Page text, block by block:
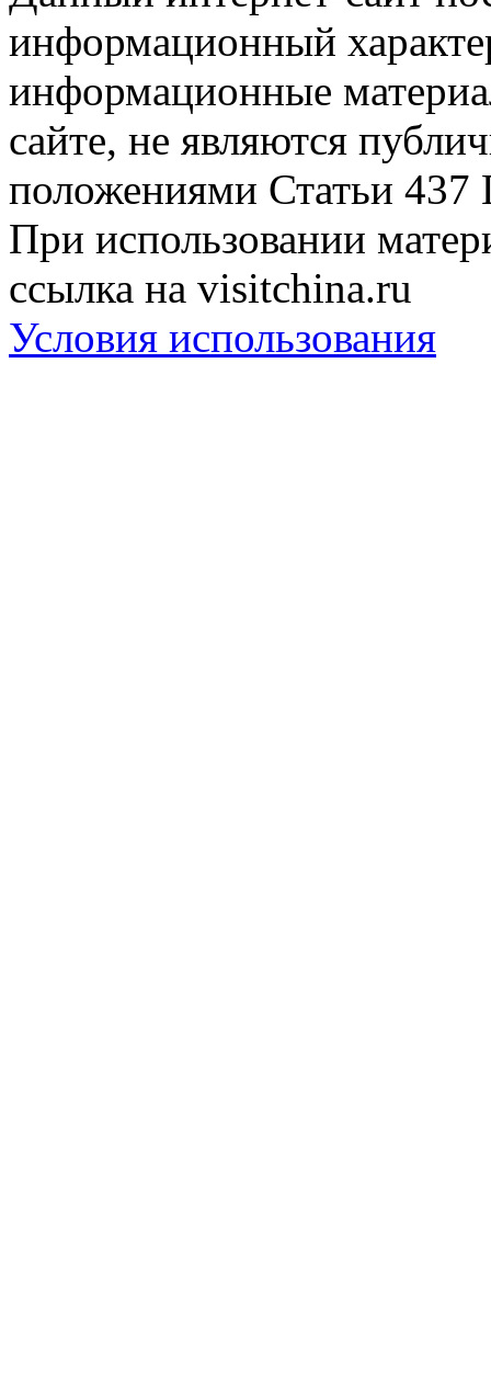
информационный
информационные
сайте, не являются
положениями Статьи 437
При использовании
ссылка на visitchina.ru
Условия использования